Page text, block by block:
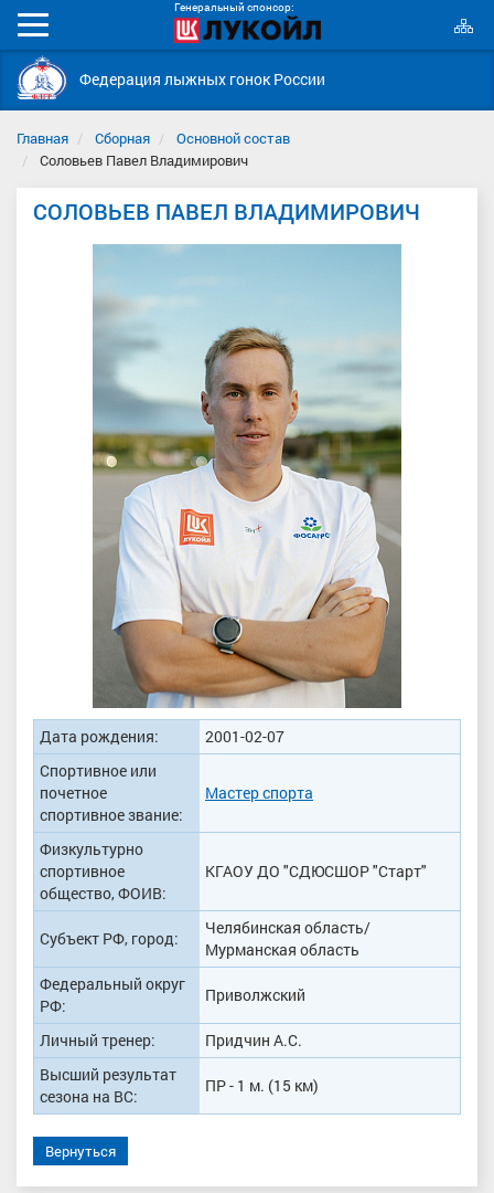
Генеральный спонсор:
Мобильное
меню
Федерация лыжных гонок России
Главная Сборная
Основной состав
Соловьев Павел Владимирович
СОЛОВЬЕВ ПАВЕЛ ВЛАДИМИРОВИЧ
Дата рождения:
2001-02-07
Спортивное или
почетное
спортивное звание:
Мастер спорта
Физкультурно
спортивное
общество, ФОИВ:
КГАОУ ДО "СДЮСШОР "Старт"
Субъект РФ, город:
Челябинская область/
Мурманская область
Федеральный округ
РФ:
Приволжский
Личный тренер:
Придчин А.С.
Высший результат
сезона на ВС:
ПР - 1 м. (15 км)
Вернуться